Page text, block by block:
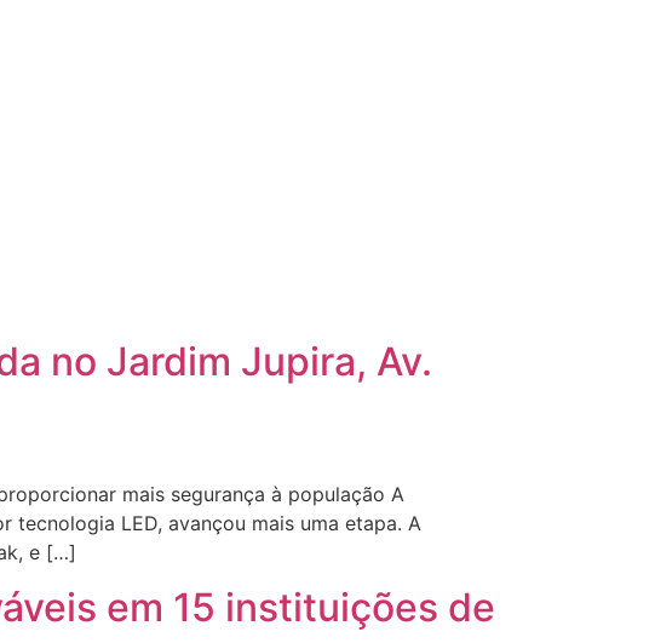
no Jardim Jupira, Av.
mais segurança à população A
tecnologia LED, avançou mais uma etapa. A
e […]
em 15 instituições de